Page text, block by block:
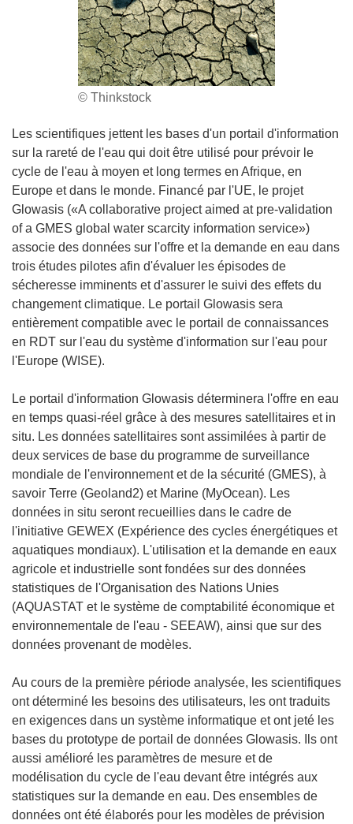
© Thinkstock
Les scientifiques jettent les bases d'un portail d'information
sur la rareté de l'eau qui doit être utilisé pour prévoir le
cycle de l'eau à moyen et long termes en Afrique, en
Europe et dans le monde. Financé par l'UE, le projet
Glowasis («A collaborative project aimed at pre-validation
of a GMES global water scarcity information service»)
associe des données sur l'offre et la demande en eau dans
trois études pilotes afin d'évaluer les épisodes de
sécheresse imminents et d'assurer le suivi des effets du
changement climatique. Le portail Glowasis sera
entièrement compatible avec le portail de connaissances
en RDT sur l'eau du système d'information sur l'eau pour
l'Europe (WISE).
Le portail d'information Glowasis déterminera l'offre en eau
en temps quasi-réel grâce à des mesures satellitaires et in
situ. Les données satellitaires sont assimilées à partir de
deux services de base du programme de surveillance
mondiale de l'environnement et de la sécurité (GMES), à
savoir Terre (Geoland2) et Marine (MyOcean). Les
données in situ seront recueillies dans le cadre de
l'initiative GEWEX (Expérience des cycles énergétiques et
aquatiques mondiaux). L'utilisation et la demande en eaux
agricole et industrielle sont fondées sur des données
statistiques de l'Organisation des Nations Unies
(AQUASTAT et le système de comptabilité économique et
environnementale de l'eau - SEEAW), ainsi que sur des
données provenant de modèles.
Au cours de la première période analysée, les scientifiques
ont déterminé les besoins des utilisateurs, les ont traduits
en exigences dans un système informatique et ont jeté les
bases du prototype de portail de données Glowasis. Ils ont
aussi amélioré les paramètres de mesure et de
modélisation du cycle de l'eau devant être intégrés aux
statistiques sur la demande en eau. Des ensembles de
données ont été élaborés pour les modèles de prévision